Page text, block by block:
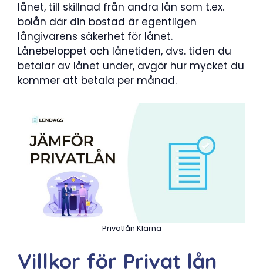
lånet, till skillnad från andra lån som t.ex.
bolån där din bostad är egentligen
långivarens säkerhet för lånet.
Lånebeloppet och lånetiden, dvs. tiden du
betalar av lånet under, avgör hur mycket du
kommer att betala per månad.
Privatlån Klarna
Villkor för Privat lån